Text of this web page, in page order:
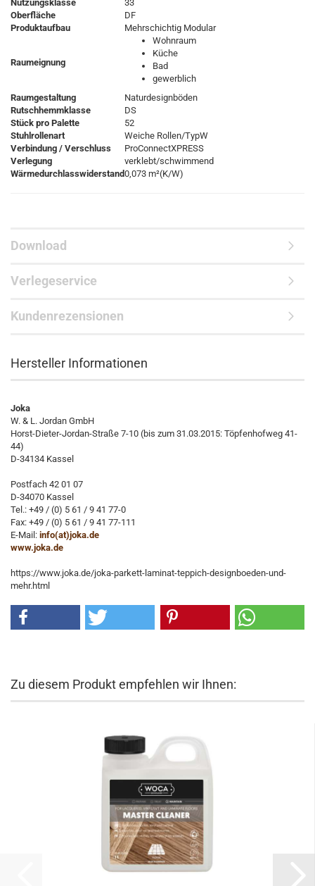
Nutzungsklasse
33
Oberfläche
DF
Produktaufbau
Mehrschichtig Modular
Raumeignung
Wohnraum
Küche
Bad
gewerblich
Raumgestaltung
Naturdesignböden
Rutschhemmklasse
DS
Stück pro Palette
52
Stuhlrollenart
Weiche Rollen/TypW
Verbindung / Verschluss
ProConnectXPRESS
Verlegung
verklebt/schwimmend
Wärmedurchlasswiderstand0,073 m²(K/W)
Download
Verlegeservice
Kundenrezensionen
Hersteller Informationen
Joka
W. & L. Jordan GmbH
Horst-Dieter-Jordan-Straße 7-10 (bis zum 31.03.2015: Töpfenhofweg 41-
44)
D-34134 Kassel
Postfach 42 01 07
D-34070 Kassel
Tel.: +49 / (0) 5 61 / 9 41 77-0
Fax: +49 / (0) 5 61 / 9 41 77-111
E-Mail: info(at)joka.de
www.joka.de
https://www.joka.de/joka-parkett-laminat-teppich-designboeden-und-
mehr.html
Zu diesem Produkt empfehlen wir Ihnen: